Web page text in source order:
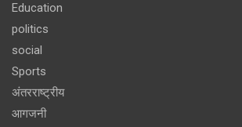
Education
politics
social
Sports
अंतरराष्ट्रीय
आगजनी